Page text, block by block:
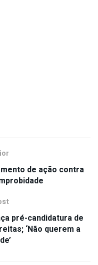
de ação contra
pré-candidatura de
‘Não querem a